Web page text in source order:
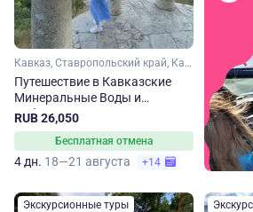
Кавказ, Ставропольский край, Кабардино-Балкария, Кавказские Минеральные Воды, Эльбрус
Путешествие в Кавказские
Минеральные Воды и
Кабардино-Балкарию
RUB 26,050
Бесплатная отмена
4 дн. 18—21 августа +14
Экскурсионные туры